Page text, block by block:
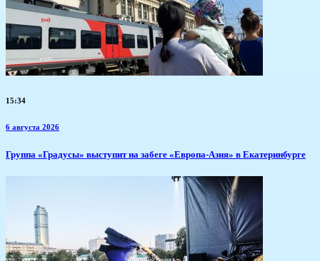
15:34
6 августа 2026
​Группа «Градусы» выступит на забеге «Европа-Азия» в Екатеринбурге